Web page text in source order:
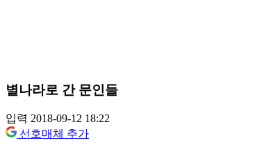
별나라로 간 문인들
입력 2018-09-12 18:22
선호매체 추가